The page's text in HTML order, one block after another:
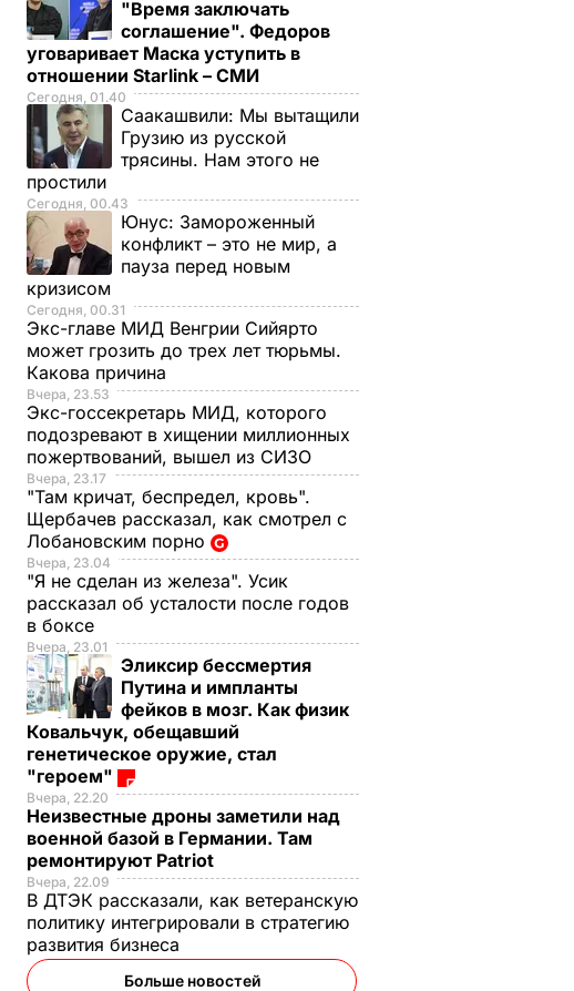
"Время заключать
соглашение". Федоров
уговаривает Маска уступить в
отношении Starlink – СМИ
Сегодня, 01.40
Саакашвили: Мы вытащили
Грузию из русской
трясины. Нам этого не
простили
Сегодня, 00.43
Юнус: Замороженный
конфликт – это не мир, а
пауза перед новым
кризисом
Сегодня, 00.31
Экс-главе МИД Венгрии Сийярто
может грозить до трех лет тюрьмы.
Какова причина
Вчера, 23.53
Экс-госсекретарь МИД, которого
подозревают в хищении миллионных
пожертвований, вышел из СИЗО
Вчера, 23.17
"Там кричат, беспредел, кровь".
Щербачев рассказал, как смотрел с
Лобановским порно
Вчера, 23.04
"Я не сделан из железа". Усик
рассказал об усталости после годов
в боксе
Вчера, 23.01
Эликсир бессмертия
Путина и импланты
фейков в мозг. Как физик
Ковальчук, обещавший
генетическое оружие, стал
"героем"
Вчера, 22.20
Неизвестные дроны заметили над
военной базой в Германии. Там
ремонтируют Patriot
Вчера, 22.09
В ДТЭК рассказали, как ветеранскую
политику интегрировали в стратегию
развития бизнеса
Больше новостей